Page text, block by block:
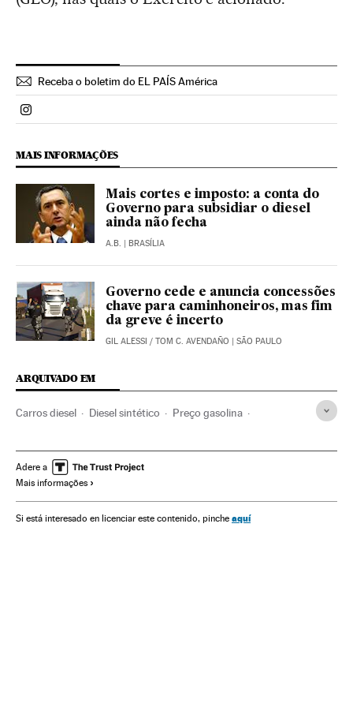
Receba o boletim do EL PAÍS América
Politica El País Brasil en Instagram
MAIS INFORMAÇÕES
Mais cortes e imposto: a conta do
Governo para subsidiar o diesel
ainda não fecha
A.B. | BRASÍLIA
Governo cede e anuncia concessões
chave para caminhoneiros, mas fim
da greve é incerto
GIL ALESSI / TOM C. AVENDAÑO | SÃO PAULO
ARQUIVADO EM
Carros diesel Diesel sintético Preço gasolina
Combustíveis sintéticos Gasóleo
Combustíveis
Greves Combustíveis fósseis Mercado energético
Adere a
Mais informações
Si está interesado en licenciar este contenido, pinche aquí